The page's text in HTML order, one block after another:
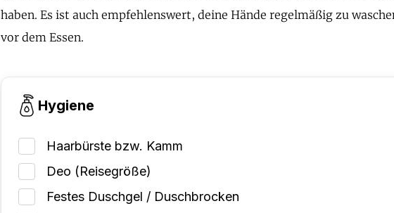
haben. Es ist auch empfehlenswert, deine Hände regelmäßig zu
vor dem Essen.
Hygiene
Haarbürste bzw. Kamm
Deo (Reisegröße)
Festes Duschgel / Duschbrocken